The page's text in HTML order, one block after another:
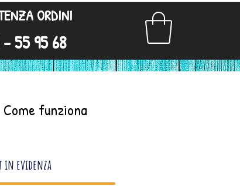
ORDINI
55 95 68
Come funziona
in evidenza